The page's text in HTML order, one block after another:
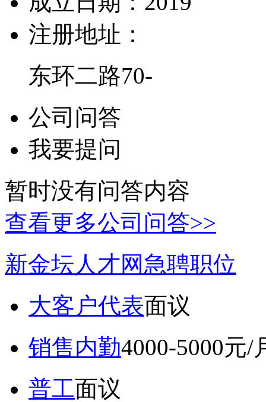
注册地址：
东环二路70-
公司问答
我要提问
暂时没有问答内容
查看更多公司问答>>
新金坛人才网急聘职位
大客户代表面议
销售内勤4000-5000元/
普工面议